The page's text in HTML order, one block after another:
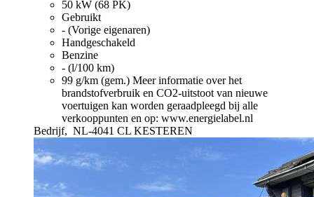
50 kW (68 PK)
Gebruikt
- (Vorige eigenaren)
Handgeschakeld
Benzine
- (l/100 km)
99 g/km (gem.) Meer informatie over het
brandstofverbruik en CO2-uitstoot van nieuwe
voertuigen kan worden geraadpleegd bij alle
verkooppunten en op: www.energielabel.nl
Bedrijf, NL-4041 CL KESTEREN